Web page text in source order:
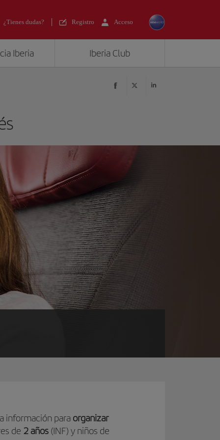
¿Tienes dudas? Registro Acceso
Iberia Iberia Club
información para organizar
de 2 años (INF) y niños de